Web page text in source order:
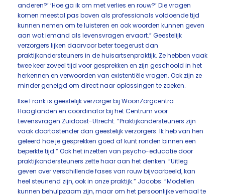
anderen?’ ‘Hoe ga ik om met verlies en rouw?’ Die vragen
komen meestal pas boven als professionals voldoende tijd
kunnen nemen om te luisteren en ook woorden kunnen geven
aan wat iemand als levensvragen ervaart.” Geestelijk
verzorgers lijken daarvoor beter toegerust dan
praktijkondersteuners in de huisartsenpraktijk. Ze hebben vaak
twee keer zoveel tijd voor gesprekken en zijn geschoold in het
herkennen en verwoorden van existentiële vragen. Ook zijn ze
minder geneigd om direct naar oplossingen te zoeken.
Ilse Frank is geestelijk verzorger bij WoonZorgcentra
Haaglanden en coördinator bij het Centrum voor
Levensvragen Zuidoost-Utrecht. “Praktijkondersteuners zijn
vaak doortastender dan geestelijk verzorgers. Ik heb van hen
geleerd hoe je gesprekken goed af kunt ronden binnen een
beperkte tijd.” Ook het inzetten van psycho-educatie door
praktijkondersteuners zette haar aan het denken. “Uitleg
geven over verschillende fases van rouw bijvoorbeeld, kan
heel steunend zijn, ook in onze praktijk.” Jacobs: “Modellen
kunnen behulpzaam zijn, maar om het persoonlijke verhaal te